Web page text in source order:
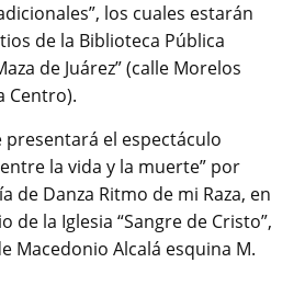
los cuales estarán
de la Biblioteca Pública
de Juárez” (calle Morelos
Centro).
presentará el espectáculo
la vida y la muerte” por
de Danza Ritmo de mi Raza, en
de la Iglesia “Sangre de Cristo”,
Macedonio Alcalá esquina M.